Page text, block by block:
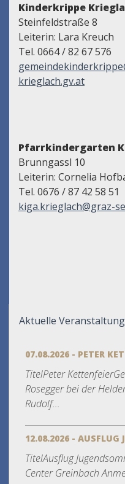
Kinderkrippe
Steinfeldstraße 8
Leiterin: Lara Kreuch
Tel. 0664 / 82 67 576
krieglach.gv.at
Pfarrkindergarten
Brunngassl 10
Leiterin: Cornelia
Tel. 0676 / 87 42 58 51
kiga.krieglach@graz-
Aktuelle
07.08.2026 - PETER
TitelPeter
Rosegger bei der
Rudolf...
12.08.2026 - AUSFLUG
TitelAusflug
Center Greinbach